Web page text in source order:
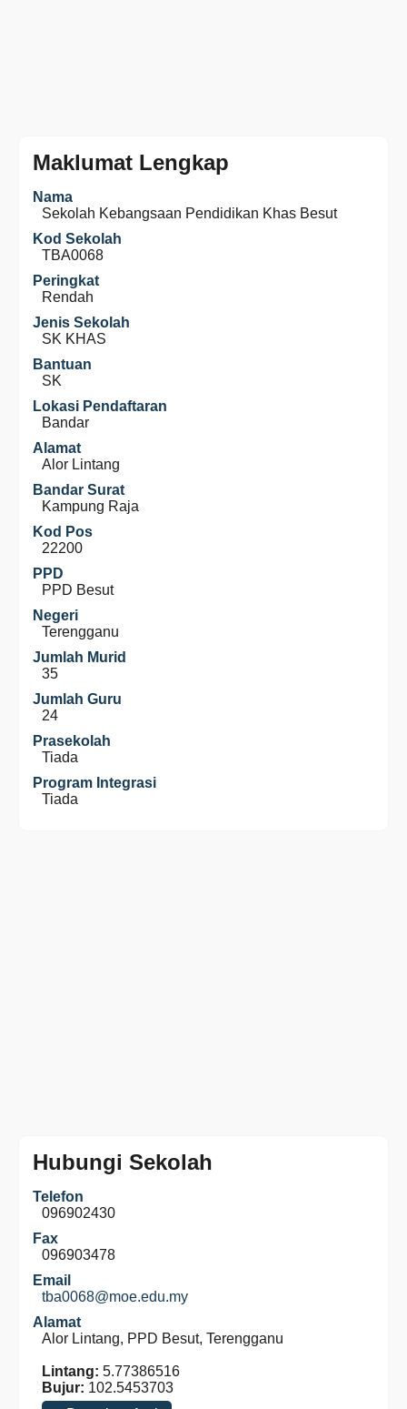
Maklumat Lengkap
Nama
Sekolah Kebangsaan Pendidikan Khas Besut
Kod Sekolah
TBA0068
Peringkat
Rendah
Jenis Sekolah
SK KHAS
Bantuan
SK
Lokasi Pendaftaran
Bandar
Alamat
Alor Lintang
Bandar Surat
Kampung Raja
Kod Pos
22200
PPD
PPD Besut
Negeri
Terengganu
Jumlah Murid
35
Jumlah Guru
24
Prasekolah
Tiada
Program Integrasi
Tiada
Hubungi Sekolah
Telefon
096902430
Fax
096903478
Email
tba0068@moe.edu.my
Alamat
Alor Lintang, PPD Besut, Terengganu
Lintang: 5.77386516
Bujur: 102.5453703